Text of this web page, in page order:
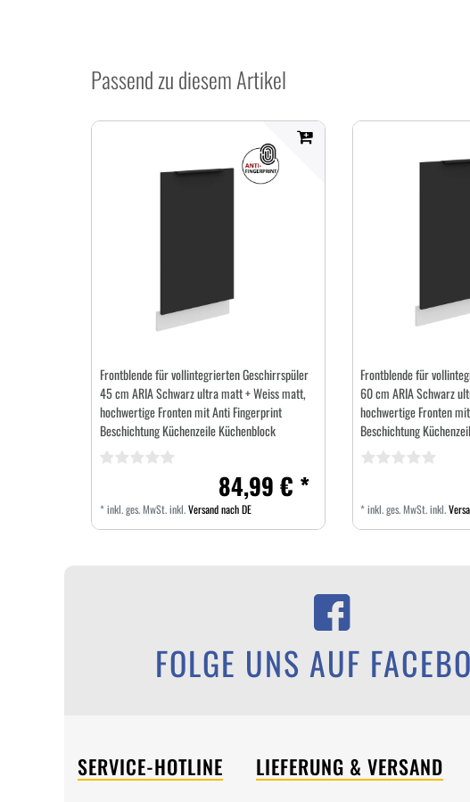
Passend zu diesem Artikel
Frontblende für vollintegrierten Geschirrspüler
45 cm ARIA Schwarz ultra matt + Weiss matt,
hochwertige Fronten mit Anti Fingerprint
Beschichtung Küchenzeile Küchenblock
84,99 € *
*inkl. ges. MwSt.inkl.Versand nach DE
Frontblende für
60 cm ARIA Schwarz
hochwertige Fronten
Beschichtung
*inkl. ges. MwSt.inkl.
FOLGE UNS AUF
SERVICE-HOTLINE LIEFERUNG & VERSAND